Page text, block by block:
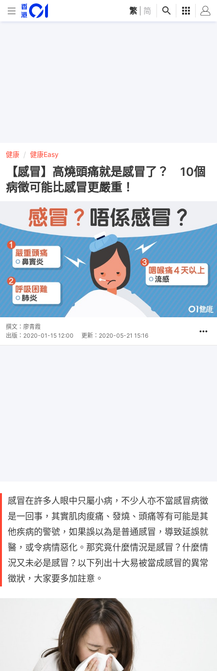
繁 简
健康 健康Easy
【感冒】高燒頭痛就是感冒了？ 10個
病徵可能比感冒更嚴重！
撰文： 廖青霞
出版： 2020-01-15 12:00 更新： 2020-05-21 15:16
感冒在許多人眼中只屬小病，不少人亦不當感冒病徵
是一回事，其實肌肉痠痛、發燒、頭痛等有可能是其
他疾病的警號，如果誤以為是普通感冒，導致延誤就
醫，或令病情惡化。那究竟什麼情況是感冒？什麼情
況又未必是感冒？以下列出十大易被當成感冒的異常
徵狀，大家要多加註意。